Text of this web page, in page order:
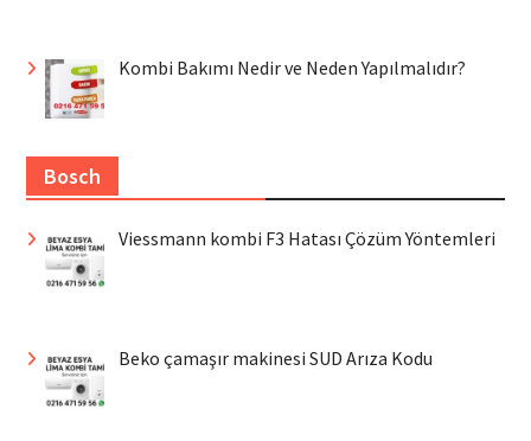
Kombi Bakımı Nedir ve Neden Yapılmalıdır?
Bosch
Viessmann kombi F3 Hatası Çözüm Yöntemleri
Beko çamaşır makinesi SUD Arıza Kodu